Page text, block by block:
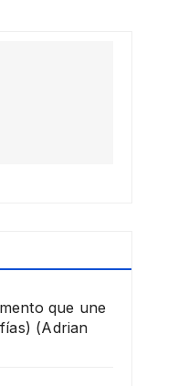
que une
(Adrian